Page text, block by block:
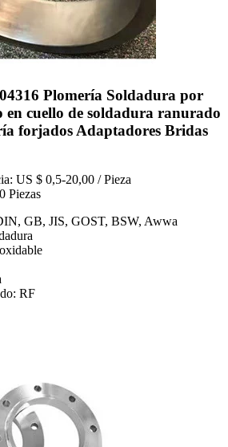
Plomería Soldadura por
en cuello de soldadura ranurado
forjados Adaptadores Bridas
US $ 0,5-20,00 / Pieza
Piezas
GB, JIS, GOST, BSW, Awwa
RF